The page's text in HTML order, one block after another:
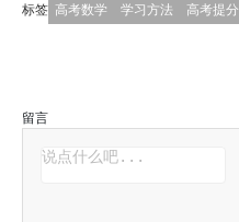
标签 高考数学 学习方法 高考提分
留言